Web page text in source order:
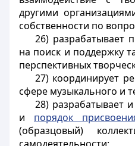
другими
собственности по
26) разрабатывает
на поиск и поддержку
перспективных
27) координирует
сфере музыкального и
28) разрабатывает
и порядок
(образцовый)